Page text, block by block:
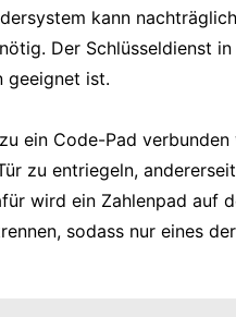
kann
Der Schlüsseldienst
geeignet ist.
ein Code-Pad
zu entriegeln,
wird ein Zahlenpad auf
sodass nur eines